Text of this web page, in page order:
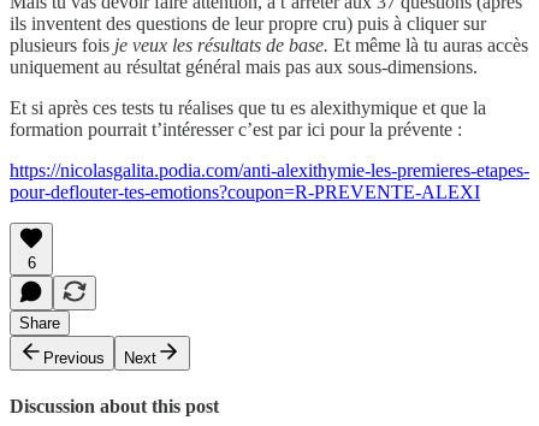
ils inventent des questions de leur propre cru) puis à cliquer sur
plusieurs fois je veux les résultats de base. Et même là tu auras accès
uniquement au résultat général mais pas aux sous-dimensions.
Et si après ces tests tu réalises que tu es alexithymique et que la
formation pourrait t’intéresser c’est par ici pour la prévente :
https://nicolasgalita.podia.com/anti-alexithymie-les-premieres-etapes-
pour-deflouter-tes-emotions?coupon=R-PREVENTE-ALEXI
6
Share
Previous
Next
Discussion about this post